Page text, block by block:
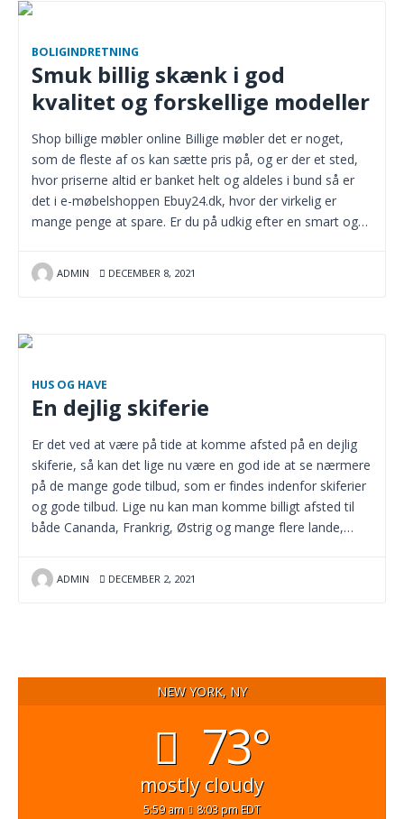
BOLIGINDRETNING
Smuk billig skænk i god
kvalitet og forskellige modeller
Shop billige møbler online Billige møbler det er noget,
som de fleste af os kan sætte pris på, og er der et sted,
hvor priserne altid er banket helt og aldeles i bund så er
det i e-møbelshoppen Ebuy24.dk, hvor der virkelig er
mange penge at spare. Er du på udkig efter en smart og…
ADMIN DECEMBER 8, 2021
HUS OG HAVE
En dejlig skiferie
Er det ved at være på tide at komme afsted på en dejlig
skiferie, så kan det lige nu være en god ide at se nærmere
på de mange gode tilbud, som er findes indenfor skiferier
og gode tilbud. Lige nu kan man komme billigt afsted til
både Cananda, Frankrig, Østrig og mange flere lande,…
ADMIN DECEMBER 2, 2021
NEW YORK, NY
73°
mostly cloudy
5:59 am 8:03 pm EDT